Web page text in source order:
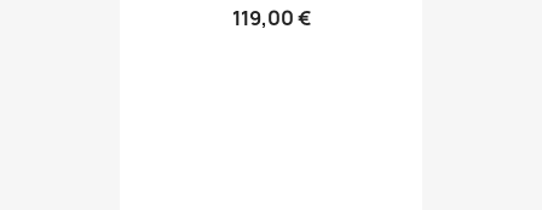
119,00 €